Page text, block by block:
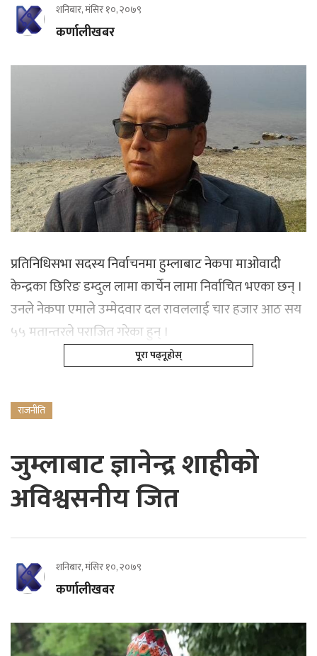
शनिबार, मंसिर १०, २०७९
कर्णालीखबर
प्रतिनिधिसभा सदस्य निर्वाचनमा हुम्लाबाट नेकपा माओवादी
केन्द्रका छिरिङ डम्दुल लामा कार्चेन लामा निर्वाचित भएका छन् ।
उनले नेकपा एमाले उम्मेदवार दल रावललाई चार हजार आठ सय
५५ मतान्तरले पराजित गरेका हुन् ।
पूरा पढ्नूहोस्
राजनीति
जुम्लाबाट ज्ञानेन्द्र शाहीको
अविश्वसनीय जित
शनिबार, मंसिर १०, २०७९
कर्णालीखबर